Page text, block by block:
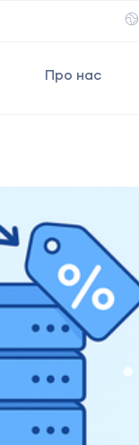
Про нас